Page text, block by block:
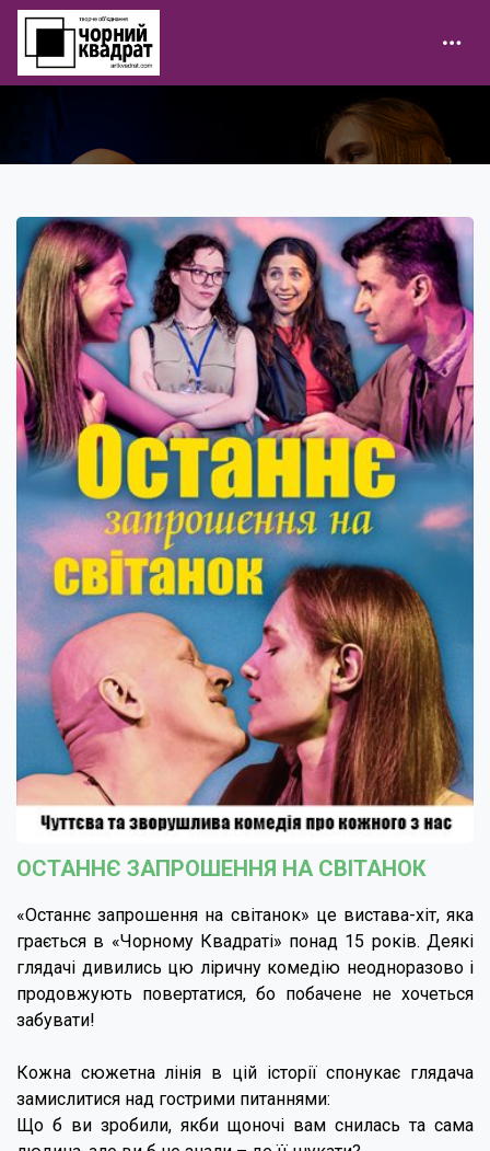
ОСТАННЄ ЗАПРОШЕННЯ НА СВІТАНОК
«Останнє запрошення на світанок» це вистава-хіт, яка
грається в «Чорному Квадраті» понад 15 років. Деякі
глядачі дивились цю ліричну комедію неодноразово і
продовжують повертатися, бо побачене не хочеться
забувати!
Кожна сюжетна лінія в цій історії спонукає глядача
замислитися над гострими питаннями:
Що б ви зробили, якби щоночі вам снилась та сама